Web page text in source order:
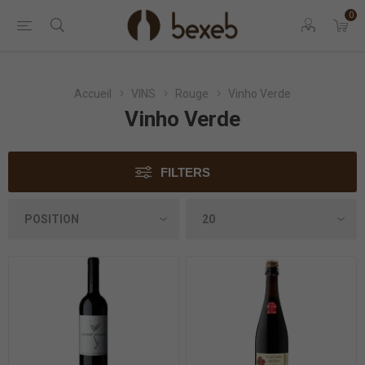
0
Accueil VINS Rouge Vinho Verde
Vinho Verde
FILTERS